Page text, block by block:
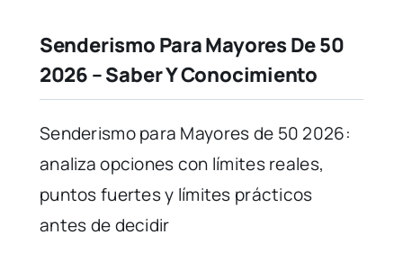
Senderismo Para Mayores De 50
2026 – Saber Y Conocimiento
Senderismo para Mayores de 50 2026:
analiza opciones con límites reales,
puntos fuertes y límites prácticos
antes de decidir